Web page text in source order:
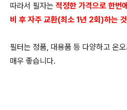
따라서 필자는 적정한 가격으로 한
비 후 자주 교환(최소 1년 2회)하는
필터는 정품, 대용품 등 다양하고 온
매우 좋습니다.